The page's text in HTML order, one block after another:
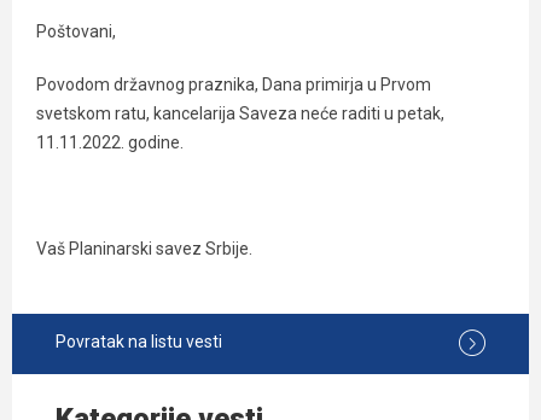
Poštovani,
Povodom državnog praznika, Dana primirja u Prvom
svetskom ratu, kancelarija Saveza neće raditi u petak,
11.11.2022. godine.
Vaš Planinarski savez Srbije.
Povratak na listu vesti